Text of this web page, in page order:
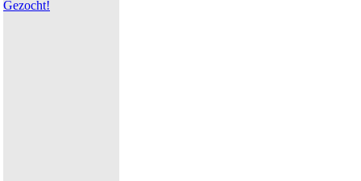
Gezocht!